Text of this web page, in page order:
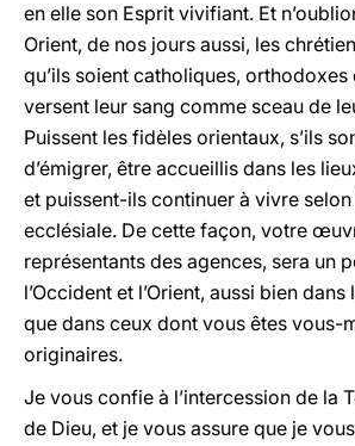
en elle son Esprit vivifiant. Et
Orient, de nos jours aussi, les
qu’ils soient catholiques,
versent leur sang comme sceau de
Puissent les fidèles orientaux, s’ils
d’émigrer, être accueillis dans les
et puissent-ils continuer à vivre
ecclésiale. De cette façon, votre
représentants des agences, sera un
l’Occident et l’Orient, aussi bien
que dans ceux dont vous êtes vous-
originaires.
Je vous confie à l’intercession de la
de Dieu, et je vous assure que je